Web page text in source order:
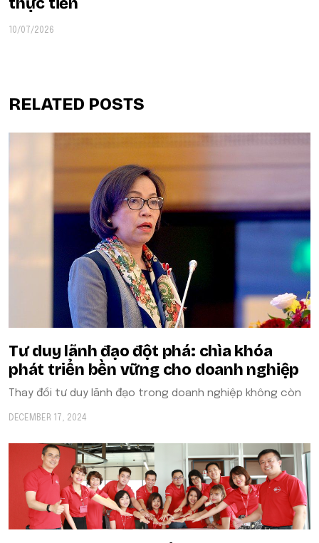
10/07/2026
RELATED POSTS
Tư duy lãnh đạo đột phá: chìa khóa
phát triển bền vững cho doanh nghiệp
Thay đổi tư duy lãnh đạo trong doanh nghiệp không còn
DECEMBER 17, 2024